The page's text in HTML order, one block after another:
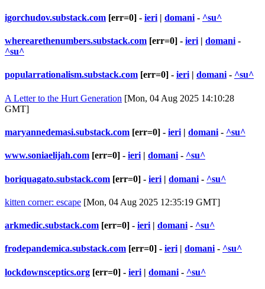
igorchudov.substack.com [err=0] - ieri | domani - ^su^
wherearethenumbers.substack.com [err=0] - ieri | domani -
^su^
popularrationalism.substack.com [err=0] - ieri| domani- ^su^
A Letter to the Hurt Generation [Mon, 04 Aug 2025 14:10:28
GMT]
maryannedemasi.substack.com [err=0] - ieri | domani - ^su^
www.soniaelijah.com [err=0] - ieri | domani - ^su^
boriquagato.substack.com [err=0] - ieri | domani - ^su^
kitten corner: escape [Mon, 04 Aug 2025 12:35:19 GMT]
arkmedic.substack.com [err=0] - ieri | domani - ^su^
frodepandemica.substack.com [err=0] - ieri | domani - ^su^
lockdownsceptics.org [err=0] - ieri | domani - ^su^